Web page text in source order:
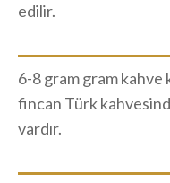
edilir.
6-8 gram gram kahve
fincan Türk
vardır.